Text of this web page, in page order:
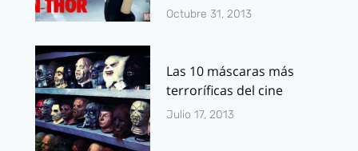
Octubre 31, 2013
Las 10 máscaras más
terroríficas del cine
Julio 17, 2013